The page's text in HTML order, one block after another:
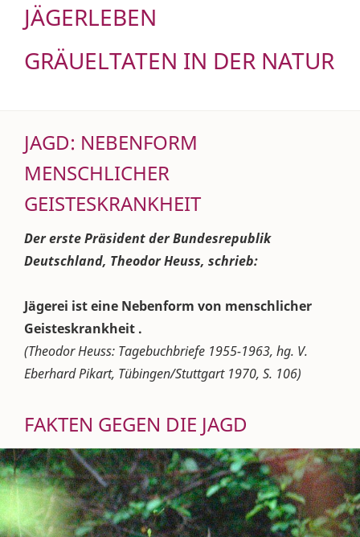
JÄGERLEBEN
GRÄUELTATEN IN DER NATUR
JAGD: NEBENFORM
MENSCHLICHER
GEISTESKRANKHEIT
Der erste Präsident der Bundesrepublik
Deutschland, Theodor Heuss, schrieb:
Jägerei ist eine Nebenform von menschlicher
Geisteskrankheit .
(Theodor Heuss: Tagebuchbriefe 1955-1963, hg. V.
Eberhard Pikart, Tübingen/Stuttgart 1970, S. 106)
FAKTEN GEGEN DIE JAGD